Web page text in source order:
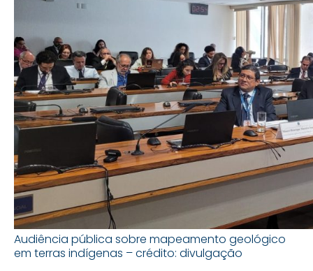
Audiência pública sobre mapeamento geológico
em terras indígenas – crédito: divulgação